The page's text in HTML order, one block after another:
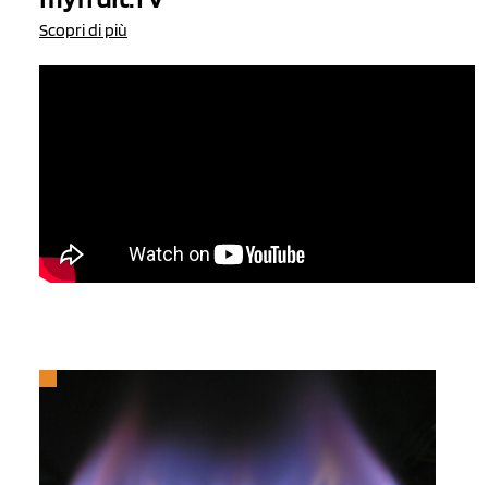
Scopri di più